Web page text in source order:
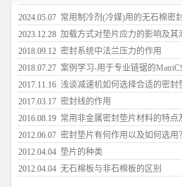
2024.05.07 常用制冷剂(冷媒)用的无石棉密
2023.12.28 加载方式对垫片应力的影响及其
2018.09.12 密封系统中法兰压力的作用
2018.07.27 案例学习-用于专业链锯的
2017.11.16 浅谈减速机如何选择合适的密封
2017.03.17 密封线的作用
2016.08.19 常用非金属密封垫片材料的特点
2012.06.07 密封垫片有何作用以及如何选用？
2012.04.04 垫片的种类
2012.04.04 无石棉板与非石棉板的区别